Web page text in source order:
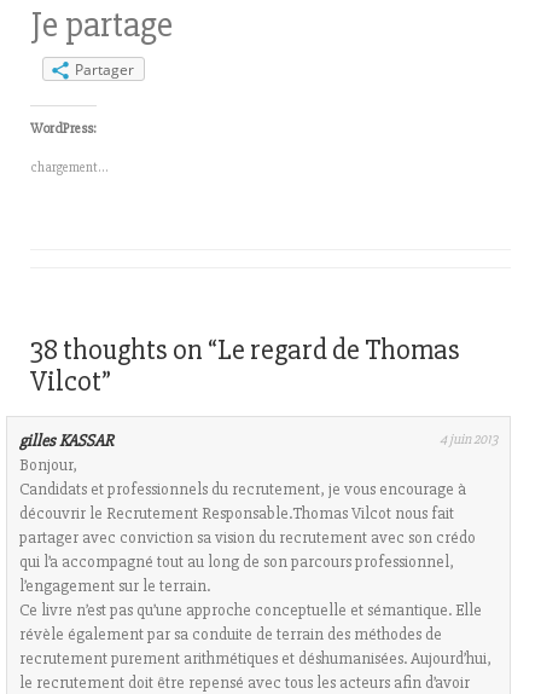
Je partage
Partager
WordPress:
chargement…
38 thoughts on “Le regard de Thomas
Vilcot”
gilles KASSAR 4 juin 2013
Bonjour,
Candidats et professionnels du recrutement, je vous encourage à
découvrir le Recrutement Responsable.Thomas Vilcot nous fait
partager avec conviction sa vision du recrutement avec son crédo
qui l’a accompagné tout au long de son parcours professionnel,
l’engagement sur le terrain.
Ce livre n’est pas qu’une approche conceptuelle et sémantique. Elle
révèle également par sa conduite de terrain des méthodes de
recrutement purement arithmétiques et déshumanisées. Aujourd’hui,
le recrutement doit être repensé avec tous les acteurs afin d’avoir